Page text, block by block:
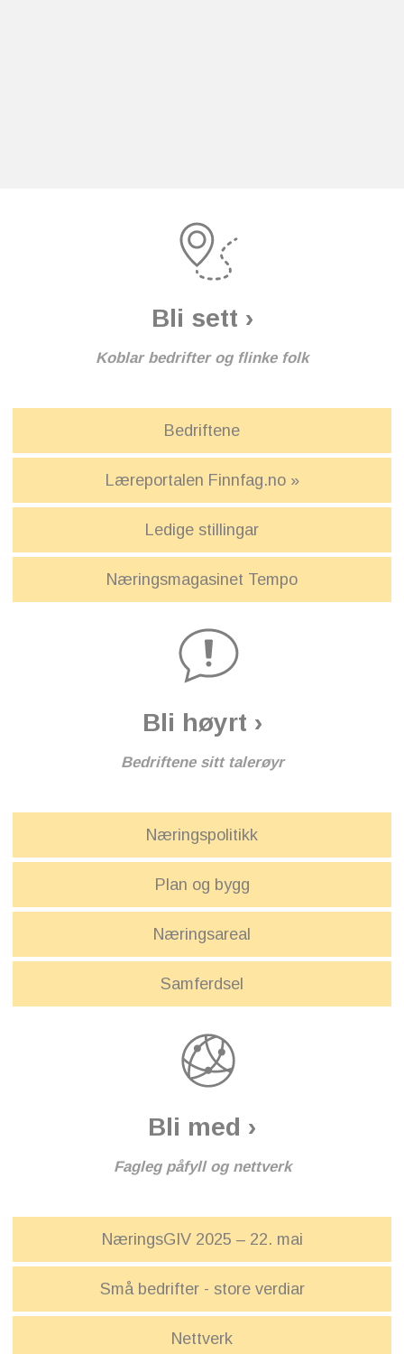
Bli sett ›
Koblar bedrifter og flinke folk
Bedriftene
Læreportalen Finnfag.no »
Ledige stillingar
Næringsmagasinet Tempo
Bli høyrt ›
Bedriftene sitt talerøyr
Næringspolitikk
Plan og bygg
Næringsareal
Samferdsel
Bli med ›
Fagleg påfyll og nettverk
NæringsGIV 2025 – 22. mai
Små bedrifter - store verdiar
Nettverk